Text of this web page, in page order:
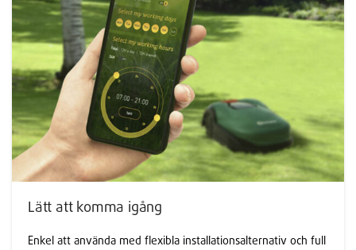
Lätt att komma igång
Enkel att använda med flexibla installationsalternativ och full